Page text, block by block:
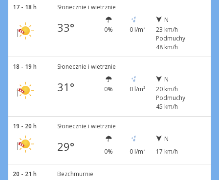
17 - 18 h Słonecznie i wietrznie
33° 0% 0 l/m²
N
23 km/h
Podmuchy
48 km/h
18 - 19 h Słonecznie i wietrznie
31° 0% 0 l/m²
N
20 km/h
Podmuchy
45 km/h
19 - 20 h Słonecznie i wietrznie
29° 0% 0 l/m²
N
17 km/h
20 - 21 h Bezchmurnie